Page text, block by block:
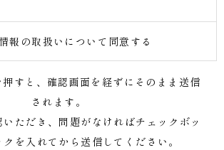
報の取扱いについて同意する
すと、確認画面を経ずにそのまま送信
されます。
ただき、問題がなければチェックボッ
を入れてから送信してください。